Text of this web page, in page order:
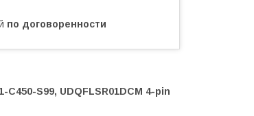
по договоренности
S99, UDQFLSR01DCM 4-pin